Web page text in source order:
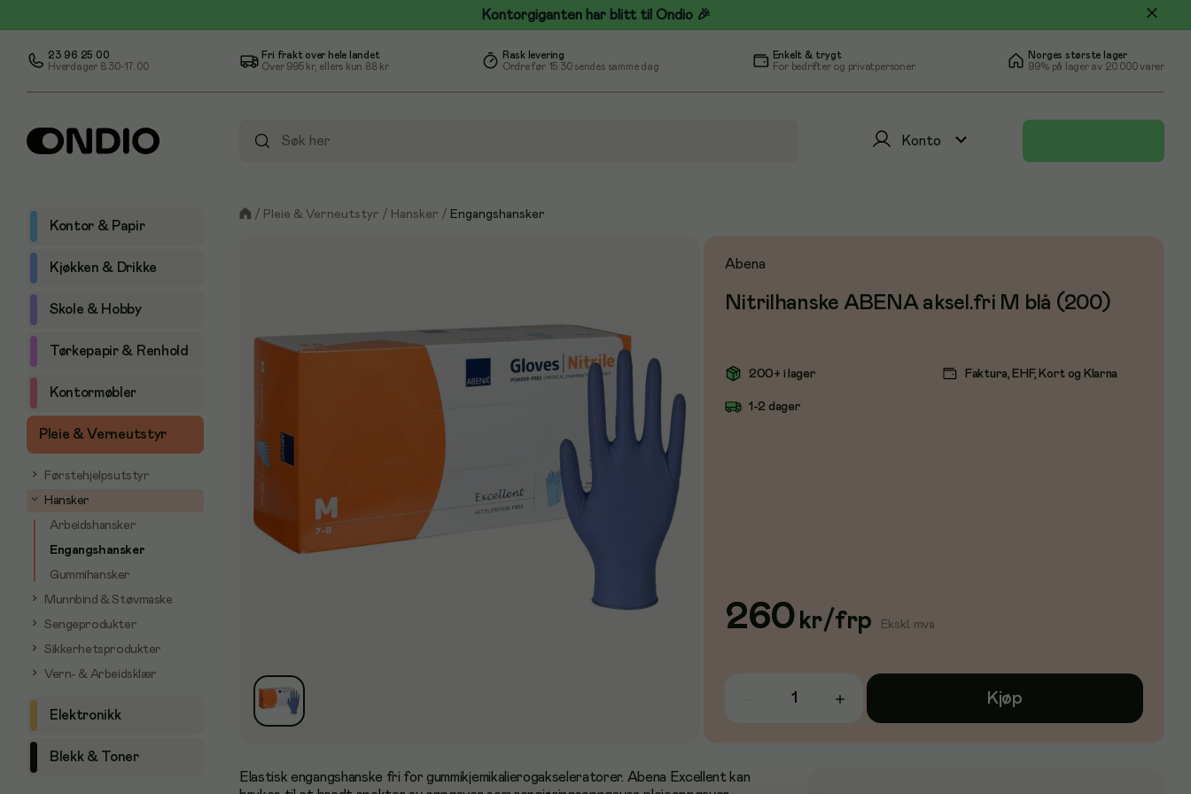
Kontorgiganten har blitt til Ondio 🎉
23 96 25 00
Hverdager 8.30-17.00
Fri frakt over hele landet
Over 995 kr, ellers kun 88 kr
Rask levering
Ordre før 15.30 sendes samme dag
Enkelt & trygt
For bedrifter og privatpersoner
Norges største lager
99% på lager av 20.000 varer
Konto
Kontor & Papir
Kjøkken & Drikke
Skole & Hobby
Tørkepapir & Renhold
Kontormøbler
Pleie & Verneutstyr
Førstehjelpsutstyr
Hansker
Arbeidshansker
Engangshansker
Gummihansker
Munnbind & Støvmaske
Sengeprodukter
Sikkerhetsprodukter
Vern- & Arbeidsklær
Elektronikk
Blekk & Toner
/ Pleie & Verneutstyr / Hansker / Engangshansker
Abena
Nitrilhanske ABENA aksel.fri M blå (200)
200+ i lager
1-2 dager
Faktura, EHF, Kort og Klarna
260 kr/frp Ekskl. mva
Kjøp
Elastisk engangshanske fri for gummikjemikalierogakseleratorer. Abena Excellent kan